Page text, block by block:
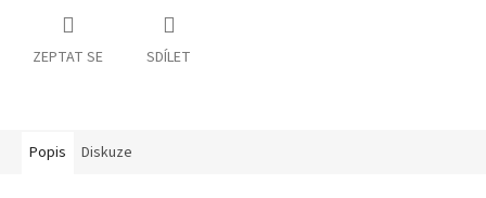
ZEPTAT SE SDÍLET
Popis Diskuze